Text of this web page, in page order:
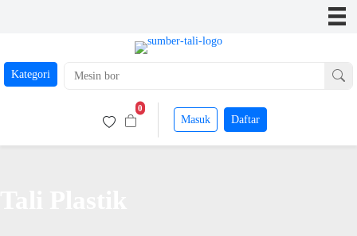
Kategori
0
Masuk Daftar